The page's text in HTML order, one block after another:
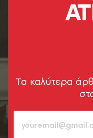
Tα καλύτερα